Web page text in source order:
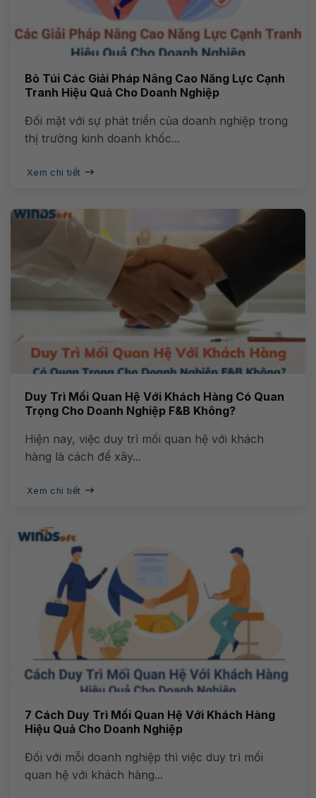
Bỏ Túi Các Giải Pháp Nâng Cao Năng Lực Cạnh
Tranh Hiệu Quả Cho Doanh Nghiệp
Đối mặt với sự phát triển của doanh nghiệp trong
thị trường kinh doanh khốc...
Xem chi tiết
Duy Trì Mối Quan Hệ Với Khách Hàng Có Quan
Trọng Cho Doanh Nghiệp F&B Không?
Hiện nay, việc duy trì mối quan hệ với khách
hàng là cách để xây...
Xem chi tiết
7 Cách Duy Trì Mối Quan Hệ Với Khách Hàng
Hiệu Quả Cho Doanh Nghiệp
Đối với mỗi doanh nghiệp thì việc duy trì mối
quan hệ với khách hàng...